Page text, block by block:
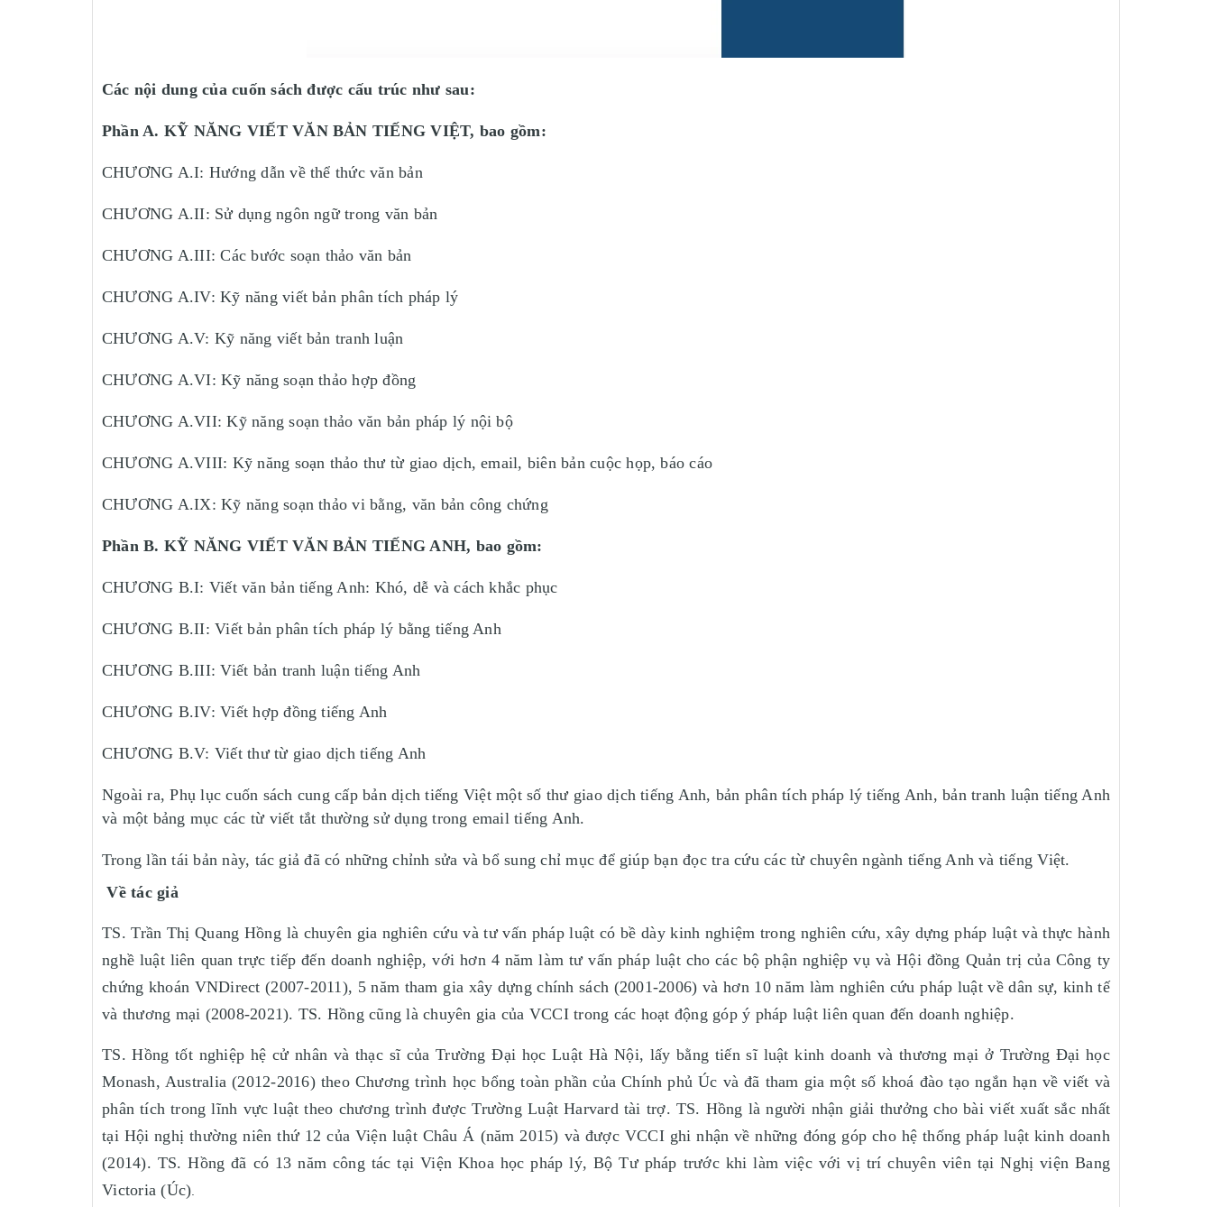
Các nội dung của cuốn sách được cấu trúc như sau:
Phần A. KỸ NĂNG VIẾT VĂN BẢN TIẾNG VIỆT, bao gồm:
CHƯƠNG A.I: Hướng dẫn về thể thức văn bản
CHƯƠNG A.II: Sử dụng ngôn ngữ trong văn bản
CHƯƠNG A.III: Các bước soạn thảo văn bản
CHƯƠNG A.IV: Kỹ năng viết bản phân tích pháp lý
CHƯƠNG A.V: Kỹ năng viết bản tranh luận
CHƯƠNG A.VI: Kỹ năng soạn thảo hợp đồng
CHƯƠNG A.VII: Kỹ năng soạn thảo văn bản pháp lý nội bộ
CHƯƠNG A.VIII: Kỹ năng soạn thảo thư từ giao dịch, email, biên bản cuộc họp, báo cáo
CHƯƠNG A.IX: Kỹ năng soạn thảo vi bằng, văn bản công chứng
Phần B. KỸ NĂNG VIẾT VĂN BẢN TIẾNG ANH, bao gồm:
CHƯƠNG B.I: Viết văn bản tiếng Anh: Khó, dễ và cách khắc phục
CHƯƠNG B.II: Viết bản phân tích pháp lý bằng tiếng Anh
CHƯƠNG B.III: Viết bản tranh luận tiếng Anh
CHƯƠNG B.IV: Viết hợp đồng tiếng Anh
CHƯƠNG B.V: Viết thư từ giao dịch tiếng Anh
Ngoài ra, Phụ lục cuốn sách cung cấp bản dịch tiếng Việt một số thư giao dịch tiếng Anh, bản phân tích pháp lý tiếng Anh, bản tranh luận tiếng Anh
và một bảng mục các từ viết tắt thường sử dụng trong email tiếng Anh.
Trong lần tái bản này, tác giả đã có những chỉnh sửa và bổ sung chỉ mục để giúp bạn đọc tra cứu các từ chuyên ngành tiếng Anh và tiếng Việt.
Về tác giả
TS. Trần Thị Quang Hồng là chuyên gia nghiên cứu và tư vấn pháp luật có bề dày kinh nghiệm trong nghiên cứu, xây dựng pháp luật và thực hành
nghề luật liên quan trực tiếp đến doanh nghiệp, với hơn 4 năm làm tư vấn pháp luật cho các bộ phận nghiệp vụ và Hội đồng Quản trị của Công ty
chứng khoán VNDirect (2007-2011), 5 năm tham gia xây dựng chính sách (2001-2006) và hơn 10 năm làm nghiên cứu pháp luật về dân sự, kinh tế
và thương mại (2008-2021). TS. Hồng cũng là chuyên gia của VCCI trong các hoạt động góp ý pháp luật liên quan đến doanh nghiệp.
TS. Hồng tốt nghiệp hệ cử nhân và thạc sĩ của Trường Đại học Luật Hà Nội, lấy bằng tiến sĩ luật kinh doanh và thương mại ở Trường Đại học
Monash, Australia (2012-2016) theo Chương trình học bổng toàn phần của Chính phủ Úc và đã tham gia một số khoá đào tạo ngắn hạn về viết và
phân tích trong lĩnh vực luật theo chương trình được Trường Luật Harvard tài trợ. TS. Hồng là người nhận giải thưởng cho bài viết xuất sắc nhất
tại Hội nghị thường niên thứ 12 của Viện luật Châu Á (năm 2015) và được VCCI ghi nhận về những đóng góp cho hệ thống pháp luật kinh doanh
(2014). TS. Hồng đã có 13 năm công tác tại Viện Khoa học pháp lý, Bộ Tư pháp trước khi làm việc với vị trí chuyên viên tại Nghị viện Bang
Victoria (Úc).